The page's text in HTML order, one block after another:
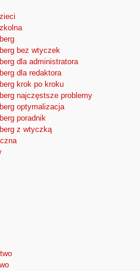
bez wtyczek
dla administratora
dla redaktora
krok po kroku
najczęstsze problemy
optymalizacja
poradnik
z wtyczką